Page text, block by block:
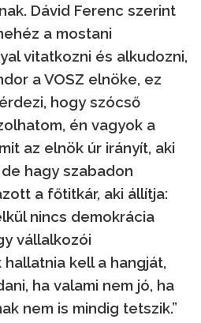
Dávid Ferenc szerint
a mostani
vitatkozni és alkudozni,
a VOSZ elnöke, ez
hogy szócső
én vagyok a
az elnök úr irányít, aki
hagy szabadon
a főtitkár, aki állítja:
nincs demokrácia
vállalkozói
kell a hangját,
ha valami nem jó, ha
nem is mindig tetszik.”